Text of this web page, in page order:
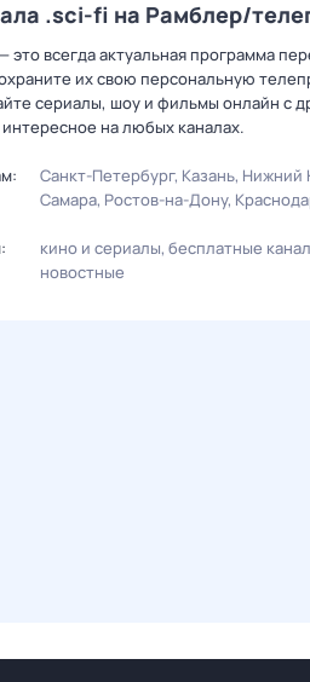
.sci-fi на Рамблер/
всегда актуальная программа
их свою персональную
сериалы, шоу и фильмы онлайн с
на любых каналах.
Санкт-Петербург Казань Нижний
Самара Ростов-на-Дону
кино и сериалы бесплатные
новостные